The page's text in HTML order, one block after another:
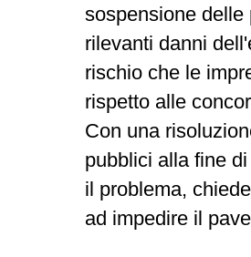
sospensione delle
rilevanti danni
rischio che le
rispetto alle
Con una
pubblici alla fine
il problema,
ad impedire il